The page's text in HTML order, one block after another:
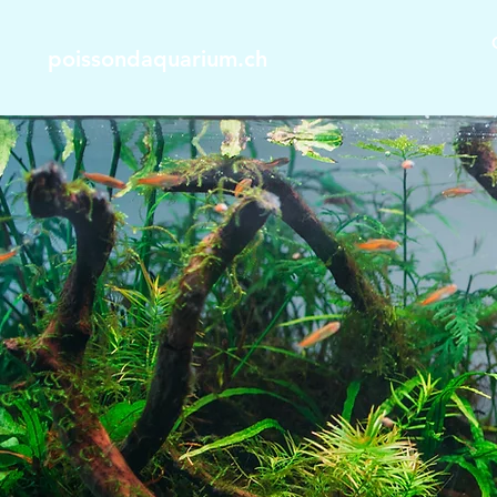
poissondaquarium.ch